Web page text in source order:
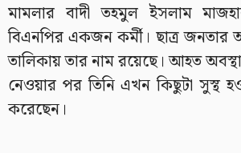
মামলার বাদী তহমুল ইসলাম
বিএনপির একজন কর্মী। ছাত্র জনতার
তালিকায় তার নাম রয়েছে। আহত
নেওয়ার পর তিনি এখন কিছুটা সুস্থ
করেছেন।